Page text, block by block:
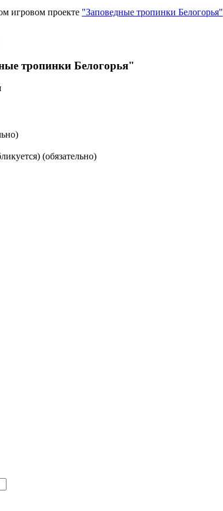
игровом проекте "Заповедные тропинки Белогорья"
тропинки Белогорья"
(обязательно)